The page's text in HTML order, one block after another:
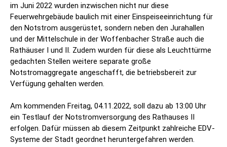
im Juni 2022 wurden inzwischen nicht nur diese
Feuerwehrgebäude baulich mit einer Einspeiseeinrichtung für
den Notstrom ausgerüstet, sondern neben den Jurahallen
und der Mittelschule in der Woffenbacher Straße auch die
Rathäuser I und II. Zudem wurden für diese als Leuchttürme
gedachten Stellen weitere separate große
Notstromaggregate angeschafft, die betriebsbereit zur
Verfügung gehalten werden.
Am kommenden Freitag, 04.11.2022, soll dazu ab 13:00 Uhr
ein Testlauf der Notstromversorgung des Rathauses II
erfolgen. Dafür müssen ab diesem Zeitpunkt zahlreiche EDV-
Systeme der Stadt geordnet heruntergefahren werden.